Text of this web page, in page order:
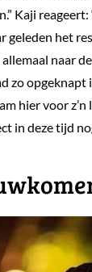
Kaji
geleden het
naar
zo opgeknapt
hier voor
in deze tijd